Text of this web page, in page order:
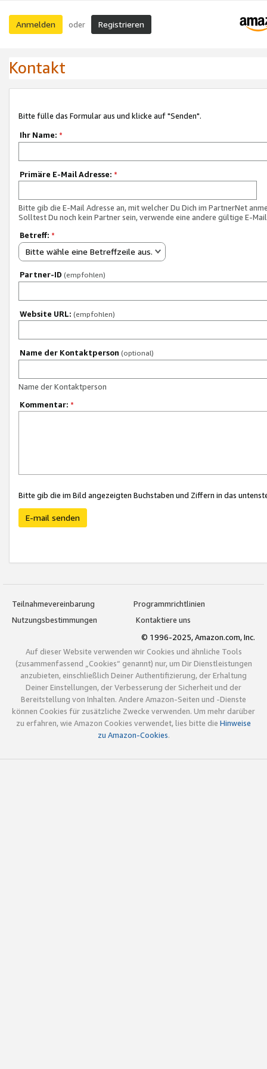
Anmelden oder Registrieren
Kontakt
Bitte fülle das Formular aus und klicke auf "Senden".
Ihr Name: *
Primäre E-Mail Adresse: *
Bitte gib die E-Mail Adresse an, mit welcher Du Dich im PartnerNet
Solltest Du noch kein Partner sein, verwende eine andere gültige E-
Betreff: *
Bitte wähle eine Betreffzeile aus.
Partner-ID (empfohlen)
Website URL: (empfohlen)
Name der Kontaktperson (optional)
Name der Kontaktperson
Kommentar: *
Bitte gib die im Bild angezeigten Buchstaben und Ziffern in das
E-mail senden
Teilnahmevereinbarung
Programmrichtlinien
Nutzungsbestimmungen
Kontaktiere uns
© 1996-2025, Amazon.com, Inc.
Auf dieser Website verwenden wir Cookies und ähnliche Tools
(zusammenfassend „Cookies“ genannt) nur, um Dir Dienstleistungen
anzubieten, einschließlich Deiner Authentifizierung, der Erhaltung
Deiner Einstellungen, der Verbesserung der Sicherheit und der
Bereitstellung von Inhalten. Andere Amazon-Seiten und -Dienste
können Cookies für zusätzliche Zwecke verwenden. Um mehr darüber
zu erfahren, wie Amazon Cookies verwendet, lies bitte die Hinweise
zu Amazon-Cookies.